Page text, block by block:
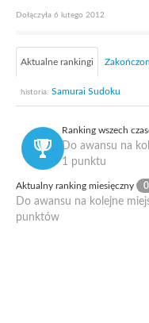
Dołączyła 6 lutego 2012
Aktualne rankingi
historia: Samurai Sudoku
Ranking wszech
Do awansu na
1 punktu
Aktualny ranking miesięczny
Do awansu na kolejne
punktów